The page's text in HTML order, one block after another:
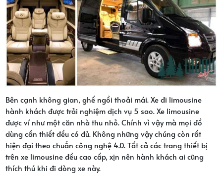
Bên cạnh không gian, ghế ngồi thoải mái. Xe đi limousine
hành khách được trải nghiệm dịch vụ 5 sao. Xe limousine
được ví như một căn nhà thu nhỏ. Chính vì vậy mà mọi đồ
dùng cần thiết đều có đủ. Không những vậy chúng còn rất
hiện đại theo chuẩn công nghệ 4.0. Tất cả các trang thiết bị
trên xe limousine đều cao cấp, xịn nên hành khách ai cũng
thích thú khi đi dòng xe này.